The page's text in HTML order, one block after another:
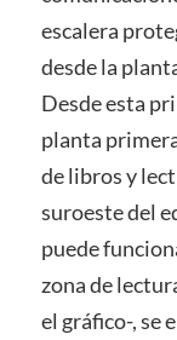
escalera
desde la
Desde esta
planta
de libros y
suroeste del
puede
zona de
el gráfico-, se